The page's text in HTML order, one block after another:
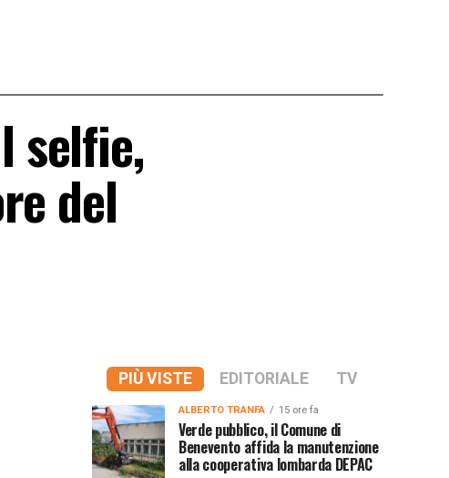
selfie,
del
PIÙ VISTE EDITORIALE TV
ALBERTO TRANFA 15 ore fa
Verde pubblico, il Comune di
Benevento affida la manutenzione
alla cooperativa lombarda DEPAC